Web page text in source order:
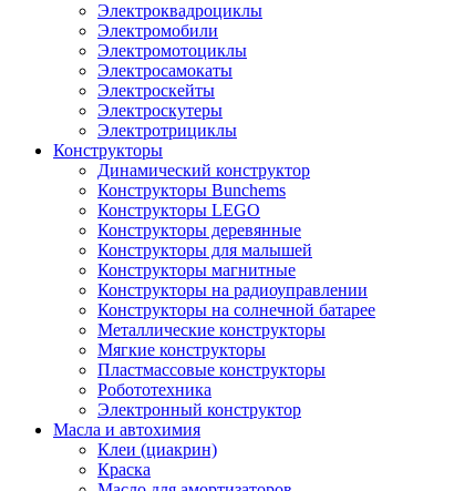
Электроквадроциклы
Электромобили
Электромотоциклы
Электросамокаты
Электроскейты
Электроскутеры
Электротрициклы
Конструкторы
Динамический конструктор
Конструкторы Bunchems
Конструкторы LEGO
Конструкторы деревянные
Конструкторы для малышей
Конструкторы магнитные
Конструкторы на радиоуправлении
Конструкторы на солнечной батарее
Металлические конструкторы
Мягкие конструкторы
Пластмассовые конструкторы
Робототехника
Электронный конструктор
Масла и автохимия
Клеи (циакрин)
Краска